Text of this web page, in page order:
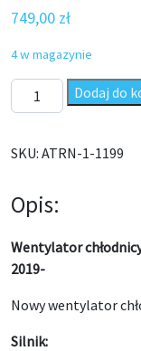
749,00 zł
4 w magazynie
ilość Wentylator
Dodaj do
SKU: ATRN-1-1199
Opis:
Wentylator
2019-
Nowy wentylator
Silnik: